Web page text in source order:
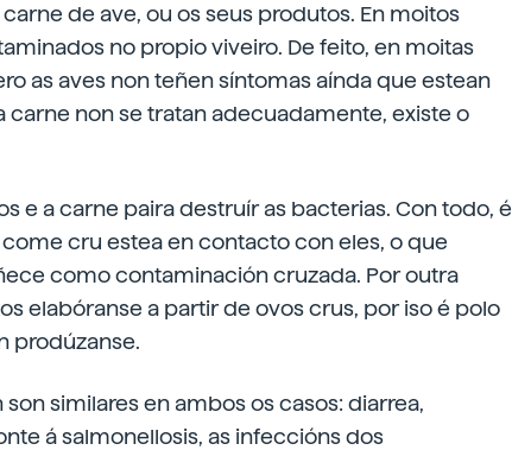
de ave, ou os seus produtos. En moitos
no propio viveiro. De feito, en moitas
as aves non teñen síntomas aínda que estean
carne non se tratan adecuadamente, existe o
e a carne paira destruír as bacterias. Con todo, é
cru estea en contacto con eles, o que
como contaminación cruzada. Por outra
elabóranse a partir de ovos crus, por iso é polo
prodúzanse.
similares en ambos os casos: diarrea,
á salmonellosis, as infeccións dos